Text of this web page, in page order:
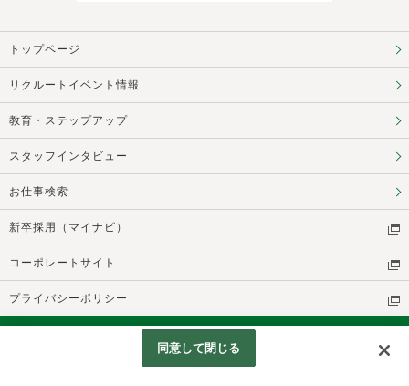
トップページ
リクルートイベント情報
教育・ステップアップ
スタッフインタビュー
お仕事検索
新卒採用（マイナビ）
コーポレートサイト
プライバシーポリシー
Googleアナリティクスの利用について
同意して閉じる